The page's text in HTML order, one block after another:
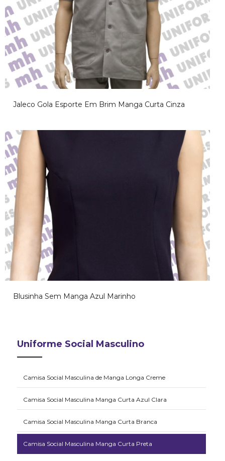
Jaleco Gola Esporte Em Brim Manga Curta Cinza
Blusinha Sem Manga Azul Marinho
Uniforme Social Masculino
Camisa Social Masculina de Manga Longa Creme
Camisa Social Masculina Manga Curta Azul Clara
Camisa Social Masculina Manga Curta Branca
Camisa Social Masculina Manga Curta Preta